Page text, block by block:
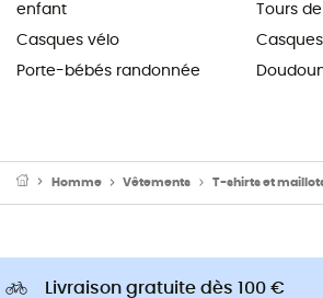
enfant
Casques vélo
Porte-bébés randonnée
Tours
Homme Vêtements T-shirts et
Livraison gratuite dès 100 €